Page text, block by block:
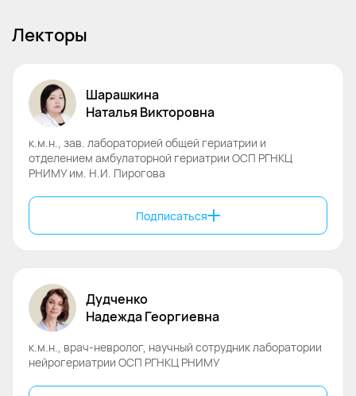
Лекторы
Шарашкина
Наталья Викторовна
к.м.н., зав. лабораторией общей гериатрии и
отделением амбулаторной гериатрии ОСП РГНКЦ
РНИМУ им. Н.И. Пирогова
Подписаться
Дудченко
НадеждаГеоргиевна
к.м.н., врач-невролог, научный сотрудник лаборатории
нейрогериатрии ОСП РГНКЦ РНИМУ